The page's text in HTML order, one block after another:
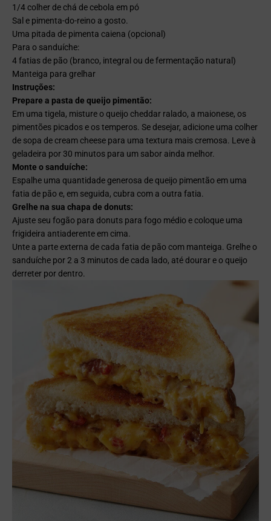
1/4 colher de chá de cebola em pó
Sal e pimenta-do-reino a gosto.
Uma pitada de pimenta caiena (opcional)
Para o sanduíche:
4 fatias de pão (branco, integral ou de fermentação natural)
Manteiga para grelhar
Instruções:
Prepare a pasta de queijo pimentão:
Em uma tigela, misture o queijo cheddar ralado, a maionese, os
pimentões picados e os temperos. Se desejar, adicione uma colher
de sopa de cream cheese para uma textura mais cremosa. Leve à
geladeira por 30 minutos para um sabor ainda melhor.
Monte o sanduíche:
Espalhe uma quantidade generosa de queijo pimentão em uma
fatia de pão e, em seguida, cubra com a outra fatia.
Grelhe na sua chapa de donuts:
Ajuste seu fogão para donuts para fogo médio e coloque uma
frigideira antiaderente em cima.
Unte a parte externa de cada fatia de pão com manteiga. Grelhe o
sanduíche por 2 a 3 minutos de cada lado, até dourar e o queijo
derreter por dentro.